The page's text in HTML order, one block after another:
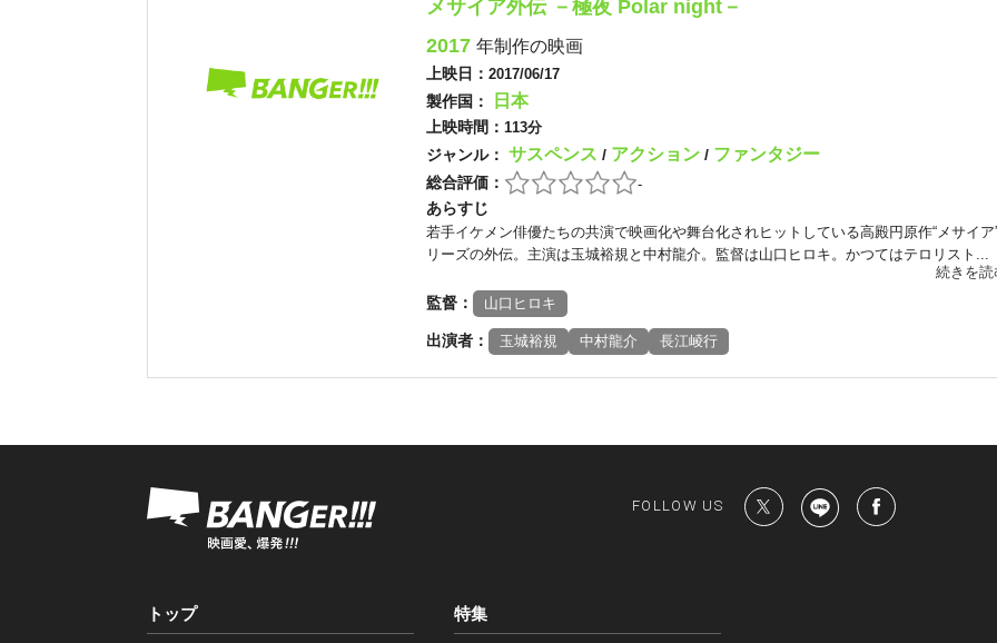
メサイア外伝 －極夜 Polar night－
2017 年制作の映画
上映日： 2017/06/17
製作国： 日本
上映時間： 113分
ジャンル： サスペンス / アクション / ファンタジー
総合評価： -
あらすじ
若手イケメン俳優たちの共演で映画化や舞台化されヒットしている高殿円原作“メサイア
リーズの外伝。主演は玉城裕規と中村龍介。監督は山口ヒロキ。かつてはテロリスト...
続きを読
監督： 山口ヒロキ
出演者： 玉城裕規 中村龍介 長江崚行
FOLLOW US
トップ 特集